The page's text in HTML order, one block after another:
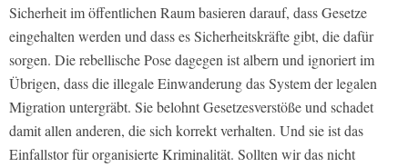
Sicherheit im öffentlichen Raum basieren darauf, dass Gesetze
eingehalten werden und dass es Sicherheitskräfte gibt, die dafür
sorgen. Die rebellische Pose dagegen ist albern und ignoriert im
Übrigen, dass die illegale Einwanderung das System der legalen
Migration untergräbt. Sie belohnt Gesetzesverstöße und schadet
damit allen anderen, die sich korrekt verhalten. Und sie ist das
Einfallstor für organisierte Kriminalität. Sollten wir das nicht